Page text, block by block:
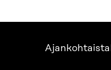
Ajankohtaista